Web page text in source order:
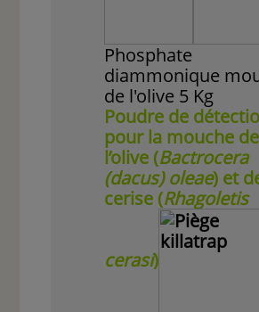
Phosphate
diammonique
de l'olive 5 Kg
Poudre de
pour la mouche de
l’olive (Bactrocera
(dacus) oleae) et
cerise (Rhagoletis
cerasi)